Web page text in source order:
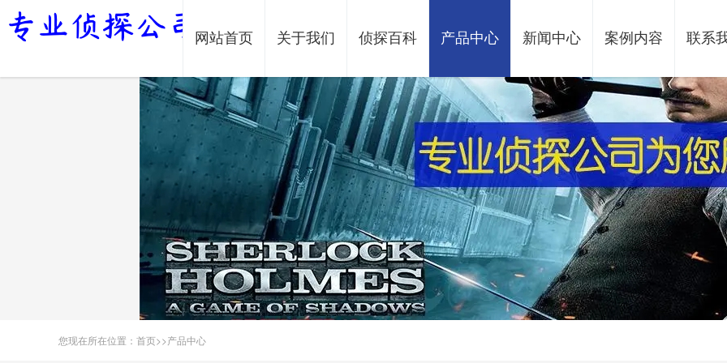
网站首页 关于我们 侦探百科 产品中心 新闻中心 案例内容 联系
您现在所在位置： 首页>>产品中心